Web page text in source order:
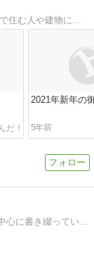
2021年新年の
5年前